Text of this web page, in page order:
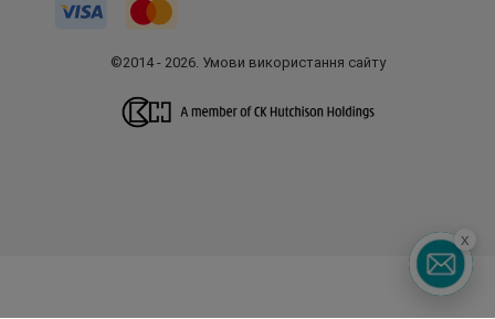
©2014 - 2026. Умови використання сайту
x